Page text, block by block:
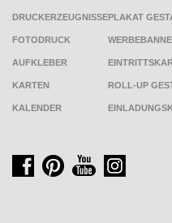
DRUCKERZEUGNISSE
FOTODRUCK
AUFKLEBER
KARTEN
KALENDER
PLAKAT
ROLL-UP